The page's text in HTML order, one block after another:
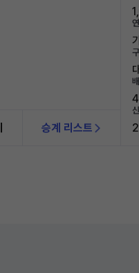
승계 리스트